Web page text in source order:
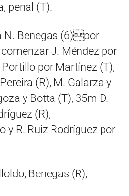
penal (T).
N. Benegas (6)por
comenzar J. Méndez por
por Martínez (T),
(R), M. Galarza y
y Botta (T), 35m D.
(R),
y R. Ruiz Rodríguez por
Benegas (R),